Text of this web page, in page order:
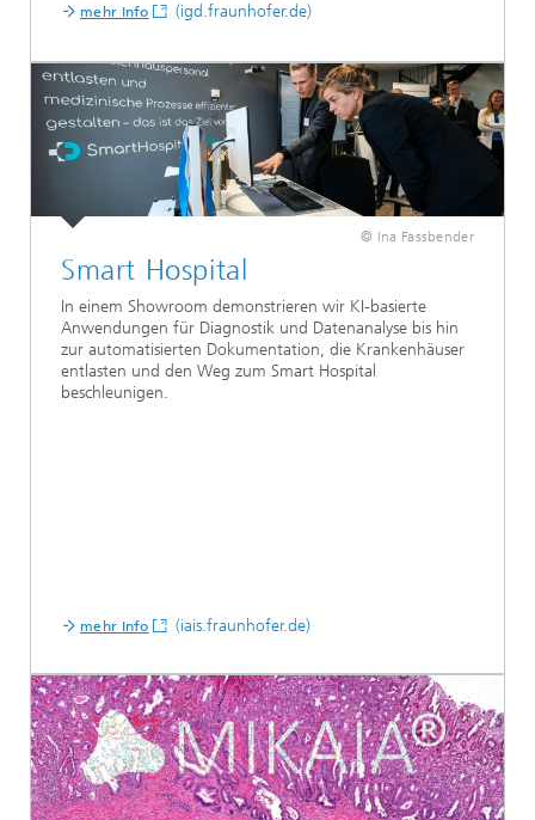
mehr Info (igd.fraunhofer.de)
© Ina Fassbender
Smart Hospital
In einem Showroom demonstrieren wir KI-basierte
Anwendungen für Diagnostik und Datenanalyse bis hin
zur automatisierten Dokumentation, die Krankenhäuser
entlasten und den Weg zum Smart Hospital
beschleunigen.
mehr Info (iais.fraunhofer.de)